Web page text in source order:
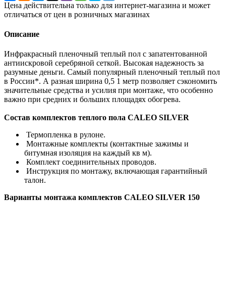
Цена действительна только для интернет-магазина и может
отличаться от цен в розничных магазинах
Описание
Инфракрасный пленочный теплый пол с запатентованной
антиискровой серебряной сеткой. Высокая надежность за
разумные деньги. Самый популярный пленочный теплый пол
в России*. А разная ширина 0,5 1 метр позволяет сэкономить
значительные средства и усилия при монтаже, что особенно
важно при средних и больших площадях обогрева.
Состав комплектов теплого пола CALEO SILVER
Термопленка в рулоне.
Монтажные комплекты (контактные зажимы и
битумная изоляция на каждый кв м).
Комплект соединительных проводов.
Инструкция по монтажу, включающая гарантийный
талон.
Варианты монтажа комплектов CALEO SILVER 150